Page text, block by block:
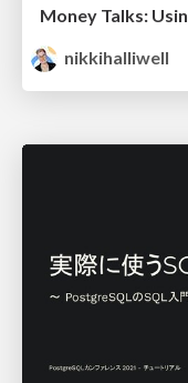
Money Talks:
nikkihalliwell